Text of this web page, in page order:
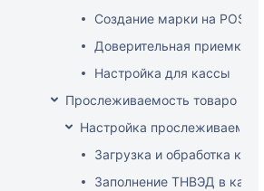
Создание марки на POS
Доверительная приемка
Настройка для кассы
Прослеживаемость товаров
Настройка
Загрузка и обработка
Заполнение ТНВЭД в